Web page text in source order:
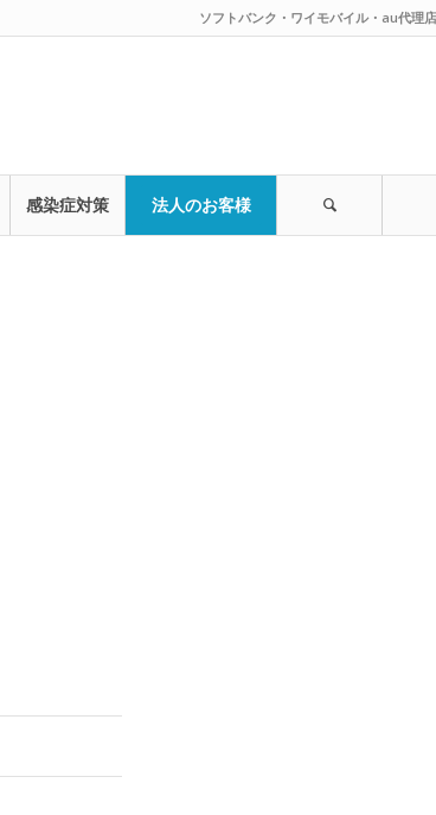
ソフトバンク・ワイモバイル・au代
感染症対策 法人のお客様